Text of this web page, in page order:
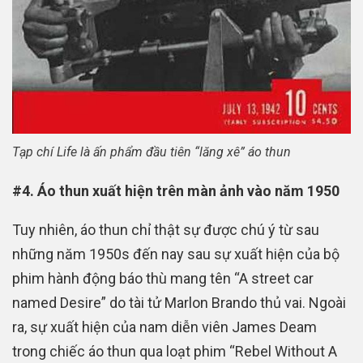
Tạp chí Life là ấn phẩm đầu tiên “lăng xê” áo thun
#4. Áo thun xuất hiện trên màn ảnh vào năm 1950
Tuy nhiên, áo thun chỉ thật sự được chú ý từ sau
những năm 1950s đến nay sau sự xuất hiện của bộ
phim hành động báo thù mang tên “A street car
named Desire” do tài tử Marlon Brando thủ vai. Ngoài
ra, sự xuất hiện của nam diễn viên James Deam
trong chiếc áo thun qua loạt phim “Rebel Without A